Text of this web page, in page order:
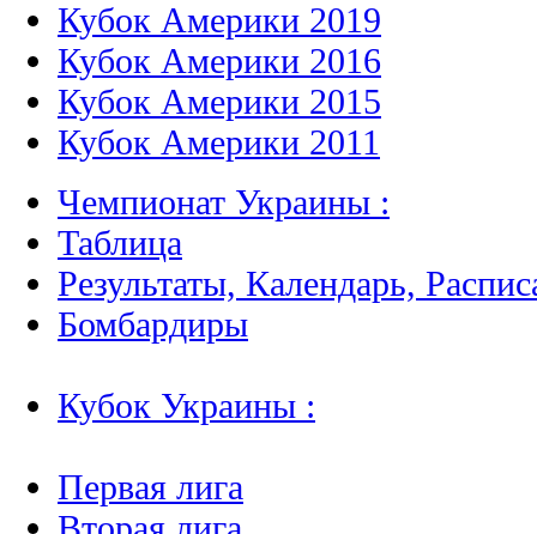
Кубок Америки 2019
Кубок Америки 2016
Кубок Америки 2015
Кубок Америки 2011
Чемпионат Украины :
Таблица
Результаты, Календарь,
Бомбардиры
Кубок Украины :
Первая лига